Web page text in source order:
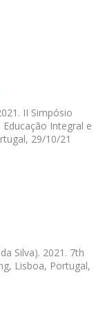
II Simpósio
Integral e
29/10/21
Silva). 2021. 7th
Lisboa, Portugal,